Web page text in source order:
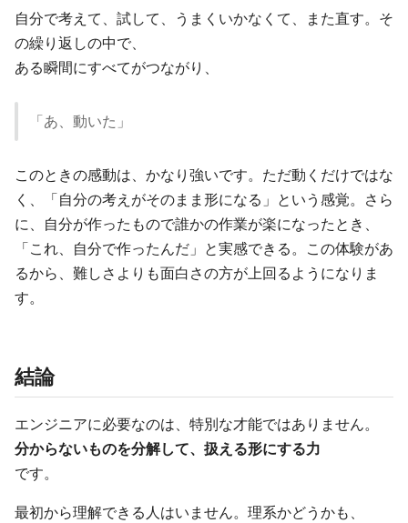
自分で考えて、試して、うまくいかなくて、また直す。そ
の繰り返しの中で、
ある瞬間にすべてがつながり、
「あ、動いた」
このときの感動は、かなり強いです。ただ動くだけではな
く、「自分の考えがそのまま形になる」という感覚。さら
に、自分が作ったもので誰かの作業が楽になったとき、
「これ、自分で作ったんだ」と実感できる。この体験があ
るから、難しさよりも面白さの方が上回るようになりま
す。
結論
エンジニアに必要なのは、特別な才能ではありません。
分からないものを分解して、扱える形にする力
です。
最初から理解できる人はいません。理系かどうかも、